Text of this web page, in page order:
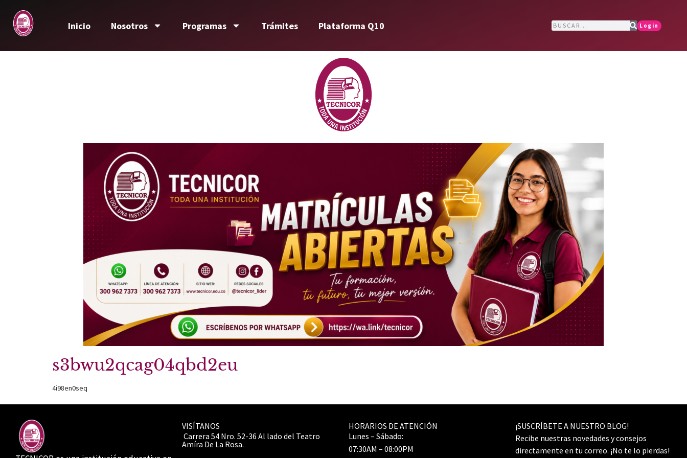
Inicio Nosotros Programas Trámites Plataforma Q10 Login
s3bwu2qcag04qbd2eu
4i98en0seq
VISÍTANOS
Carrera 54 Nro. 52-36 Al lado del Teatro
Amíra De La Rosa.
HORARIOS DE ATENCIÓN
Lunes – Sábado:
07:30AM – 08:00PM
¡SUSCRÍBETE A NUESTRO BLOG!
Recibe nuestras novedades y consejos
directamente en tu correo. ¡No te lo pierdas!